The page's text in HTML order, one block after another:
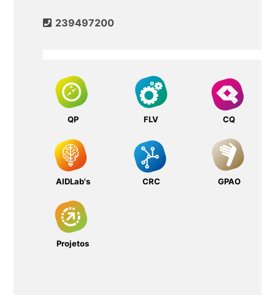
239497200
QP FLV CQ
AIDLab's CRC GPAO
Projetos